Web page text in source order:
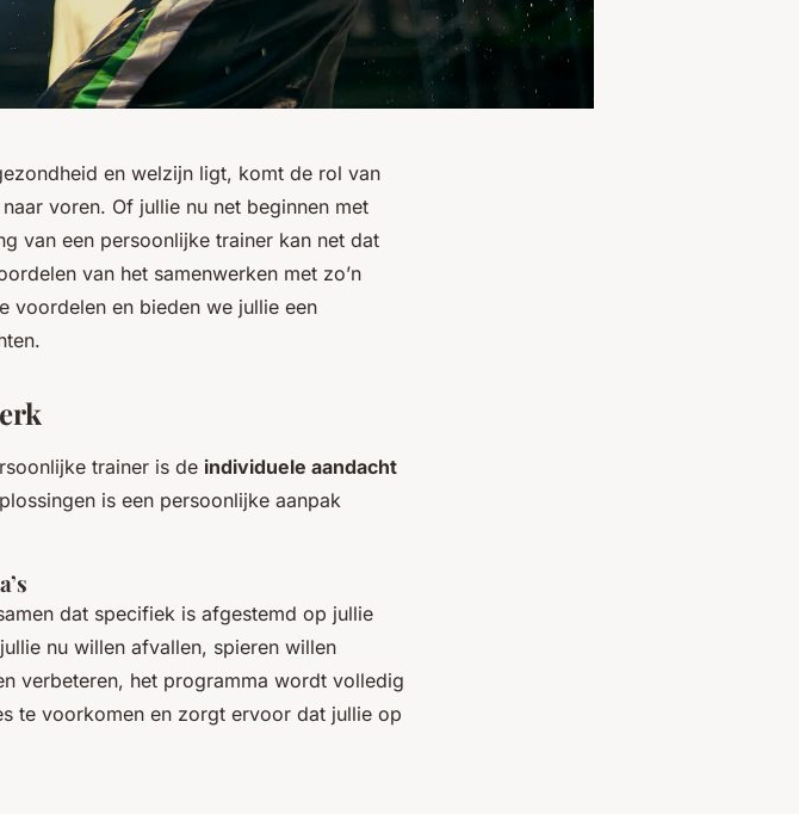
en welzijn ligt, komt de rol van
voren. Of jullie nu net beginnen met
van een persoonlijke trainer kan net dat
van het samenwerken met zo’n
voordelen en bieden we jullie een
trainer is de individuele aandacht
is een persoonlijke aanpak
dat specifiek is afgestemd op jullie
nu willen afvallen, spieren willen
verbeteren, het programma wordt volledig
te voorkomen en zorgt ervoor dat jullie op